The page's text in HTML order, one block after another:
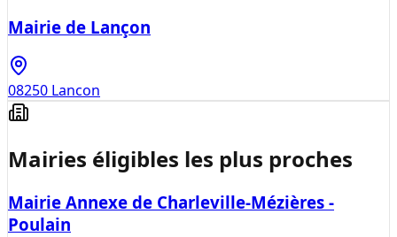
Mairie de Lançon
08250 Lancon
Mairies éligibles les plus proches
Mairie Annexe de Charleville-Mézières -
Poulain